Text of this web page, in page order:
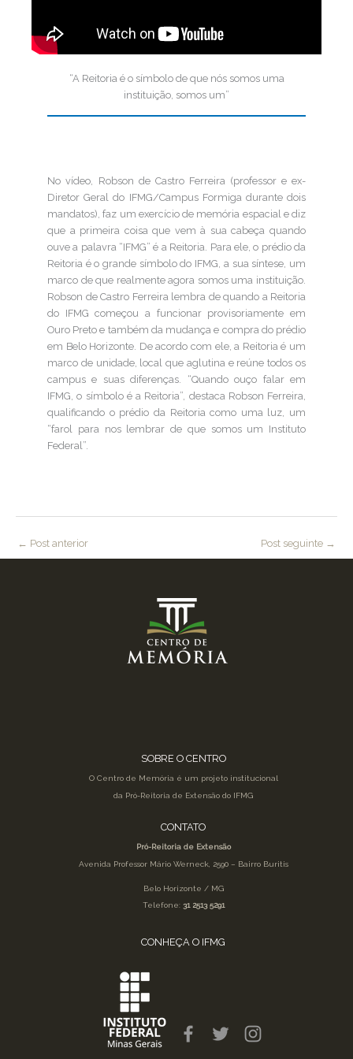
“A Reitoria é o símbolo de que nós somos uma
instituição, somos um”
No vídeo, Robson de Castro Ferreira (professor e ex-
Diretor Geral do IFMG/Campus Formiga durante dois
mandatos), faz um exercício de memória espacial e diz
que a primeira coisa que vem à sua cabeça quando
ouve a palavra “IFMG” é a Reitoria. Para ele, o prédio da
Reitoria é o grande símbolo do IFMG, a sua síntese, um
marco de que realmente agora somos uma instituição.
Robson de Castro Ferreira lembra de quando a Reitoria
do IFMG começou a funcionar provisoriamente em
Ouro Preto e também da mudança e compra do prédio
em Belo Horizonte. De acordo com ele, a Reitoria é um
marco de unidade, local que aglutina e reúne todos os
campus e suas diferenças. “Quando ouço falar em
IFMG, o símbolo é a Reitoria”, destaca Robson Ferreira,
qualificando o prédio da Reitoria como uma luz, um
“farol para nos lembrar de que somos um Instituto
Federal”.
← Post anterior Post seguinte →
SOBRE O CENTRO
O Centro de Memória é um projeto institucional
da Pró-Reitoria de Extensão do IFMG
CONTATO
Pró-Reitoria de Extensão
Avenida Professor Mário Werneck, 2590 – Bairro Buritis
Belo Horizonte / MG
Telefone:31 2513 5291
CONHEÇA O IFMG